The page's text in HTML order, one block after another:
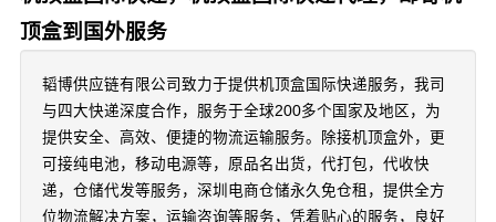
顶盒到国外服务
韬博供应链有限公司致力于提供机顶盒国际快递服务，我司
与四大快递深度合作，服务于全球200多个国家及地区，为
提供安全、高效、便捷的物流运输服务。除接机顶盒外，更
可接纯电池，移动电源等，原品名出货，代打包，代收快
递，仓储代发等服务，深圳电商仓储永久免仓租，提供全方
位物流解决方案，运输咨询等服务，凭着贴心的服务，良好